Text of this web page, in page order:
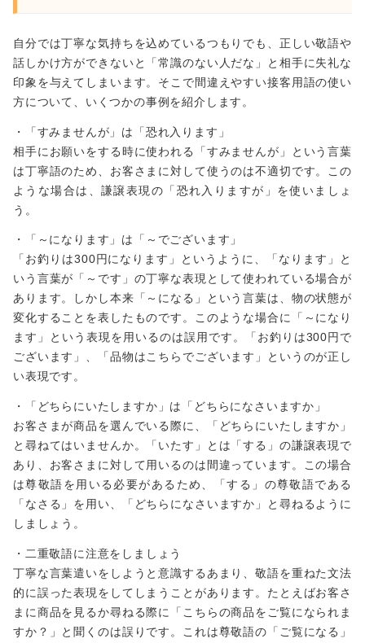
自分では丁寧な気持ちを込めているつもりでも、正しい敬語や
話しかけ方ができないと「常識のない人だな」と相手に失礼な
印象を与えてしまいます。そこで間違えやすい接客用語の使い
方について、いくつかの事例を紹介します。
・「すみませんが」は「恐れ入ります」
相手にお願いをする時に使われる「すみませんが」という言葉
は丁寧語のため、お客さまに対して使うのは不適切です。この
ような場合は、謙譲表現の「恐れ入りますが」を使いましょ
う。
・「～になります」は「～でございます」
「お釣りは300円になります」というように、「なります」と
いう言葉が「～です」の丁寧な表現として使われている場合が
あります。しかし本来「～になる」という言葉は、物の状態が
変化することを表したものです。このような場合に「～になり
ます」という表現を用いるのは誤用です。「お釣りは300円で
ございます」、「品物はこちらでございます」というのが正し
い表現です。
・「どちらにいたしますか」は「どちらになさいますか」
お客さまが商品を選んでいる際に、「どちらにいたしますか」
と尋ねてはいませんか。「いたす」とは「する」の謙譲表現で
あり、お客さまに対して用いるのは間違っています。この場合
は尊敬語を用いる必要があるため、「する」の尊敬語である
「なさる」を用い、「どちらになさいますか」と尋ねるように
しましょう。
・二重敬語に注意をしましょう
丁寧な言葉遣いをしようと意識するあまり、敬語を重ねた文法
的に誤った表現をしてしまうことがあります。たとえばお客さ
まに商品を見るか尋ねる際に「こちらの商品をご覧になられま
すか？」と聞くのは誤りです。これは尊敬語の「ご覧になる」